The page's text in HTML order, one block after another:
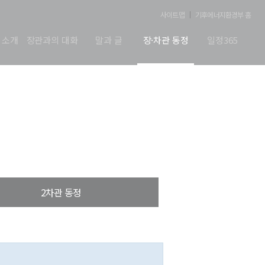
사이트맵 기후에너지환경부 홈
개 장관과의 대화 말과 글 장·차관 동정 일정365
2차관 동정